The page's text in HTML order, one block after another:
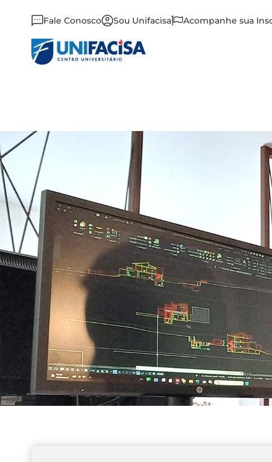
Fale Conosco Sou Unifacisa Acompanhe sua